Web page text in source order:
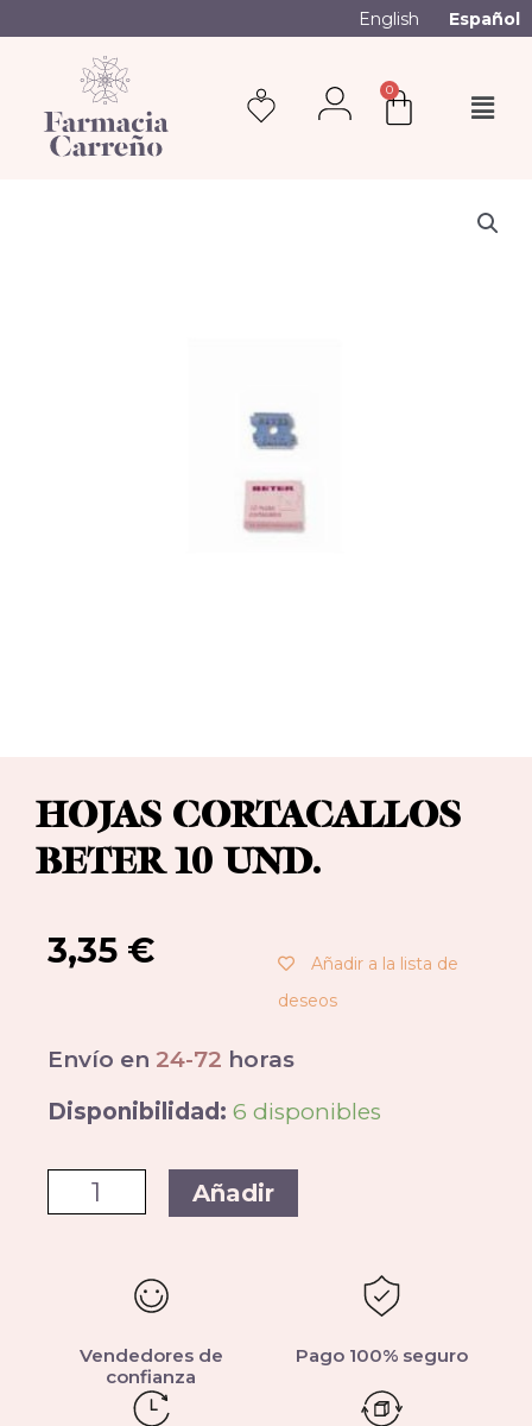
English Español
0
HOJAS CORTACALLOS
BETER 10 UND.
3,35 €
Añadir a la lista de
deseos
Envío en 24-72 horas
Disponibilidad: 6 disponibles
Añadir
Vendedores de
confianza
Pago 100% seguro